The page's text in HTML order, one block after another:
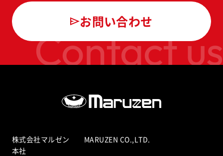
Contact us
お問い合わせ
株式会社マルゼン MARUZEN CO.,LTD.
本社